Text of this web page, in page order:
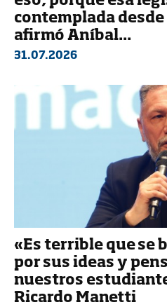
contemplada
afirmó Aníbal...
31.07.2026
«Es terrible que se
por sus ideas y
nuestros
Ricardo Manetti